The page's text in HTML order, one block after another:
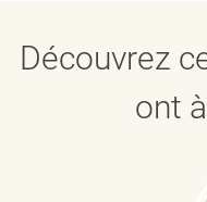
Découvrez
ont